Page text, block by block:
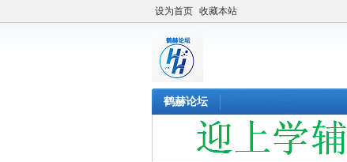
设为首页 收藏本站
鹤赫论坛